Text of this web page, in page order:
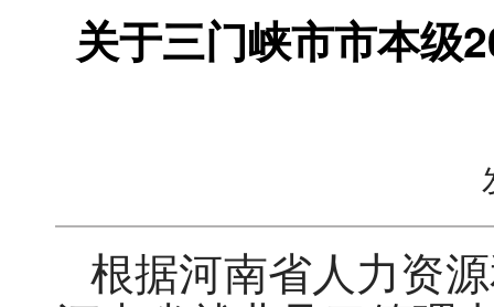
关于三门峡市市本级
根据河南省人力资